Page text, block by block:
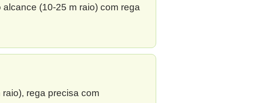
alcance (10-25 m raio) com rega
rega precisa com